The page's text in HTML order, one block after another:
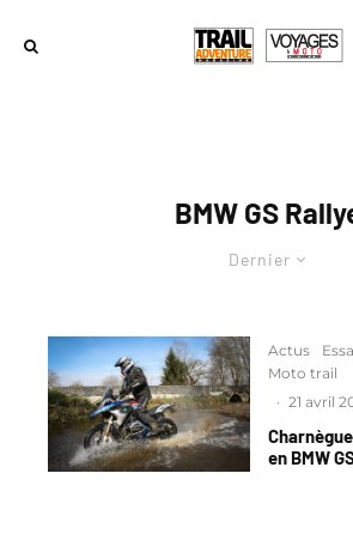
BMW GS
Dernier
Actus
Moto trail
· 21 avril
en BMW